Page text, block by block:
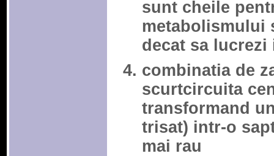
sunt cheile
metabolismului
decat sa
combinatia de
scurtcircuita
transformand
trisat) intr-o
mai rau